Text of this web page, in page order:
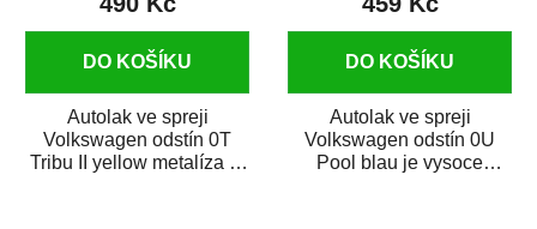
DO KOŠÍKU
Autolak ve spreji
Volkswagen odstín 0T
Tribu II yellow metalíza je
DO KOŠÍKU
Autolak ve spreji
Volkswagen odstín 0U
Pool blau je vysoce